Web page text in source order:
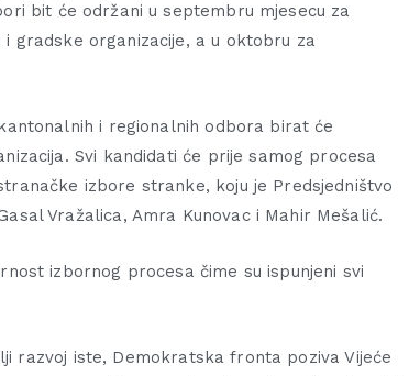
bit će održani u septembru mjesecu za
gradske organizacije, a u oktobru za
i regionalnih odbora birat će
Svi kandidati će prije samog procesa
izbore stranke, koju je Predsjedništvo
Vražalica, Amra Kunovac i Mahir Mešalić.
izbornog procesa čime su ispunjeni svi
razvoj iste, Demokratska fronta poziva Vijeće